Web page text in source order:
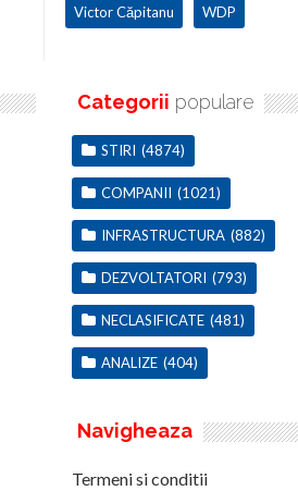
Victor Căpitanu WDP
Categorii populare
STIRI (4874)
COMPANII (1021)
INFRASTRUCTURA (882)
DEZVOLTATORI (793)
NECLASIFICATE (481)
ANALIZE (404)
Navigheaza
Termeni si conditii